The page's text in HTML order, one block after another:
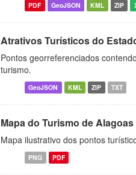
PDF GeoJSON KML ZIP
Atrativos Turísticos do
Pontos georreferenciados
turismo.
GeoJSON KML ZIP TXT
Mapa do Turismo de Alagoas
Mapa ilustrativo dos pontos
PNG PDF